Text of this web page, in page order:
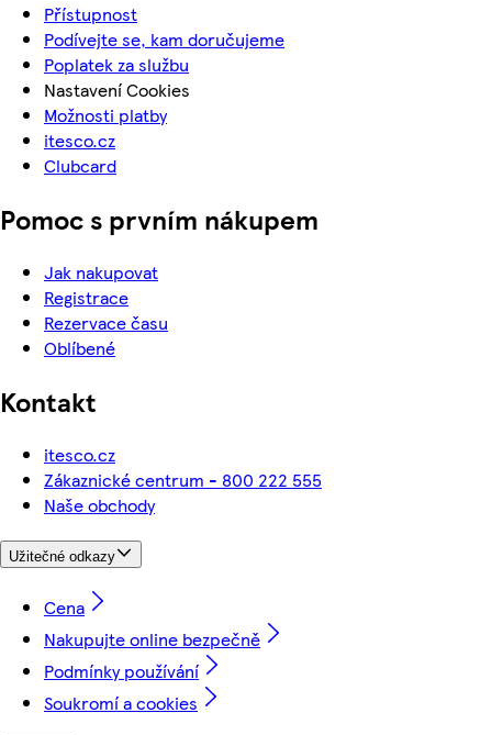
Přístupnost
Podívejte se, kam doručujeme
Poplatek za službu
Nastavení Cookies
Možnosti platby
itesco.cz
Clubcard
Pomoc s prvním nákupem
Jak nakupovat
Registrace
Rezervace času
Oblíbené
Kontakt
itesco.cz
Zákaznické centrum - 800 222 555
Naše obchody
Užitečné odkazy
Cena
Nakupujte online bezpečně
Podmínky používání
Soukromí a cookies